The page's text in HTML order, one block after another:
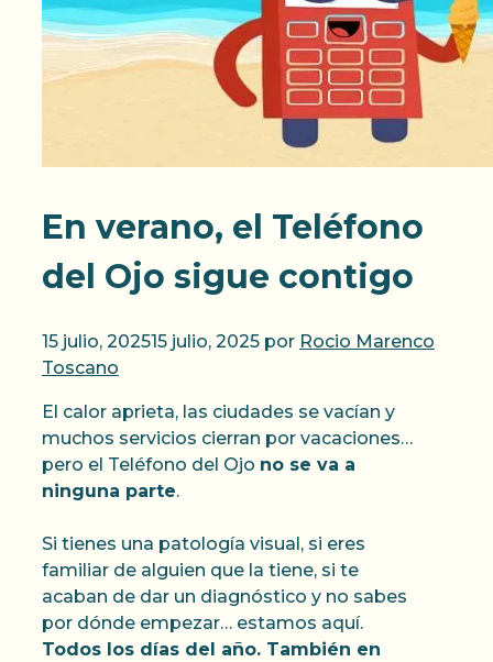
En verano, el Teléfono
del Ojo sigue contigo
15 julio, 202515 julio, 2025 por Rocio Marenco
Toscano
El calor aprieta, las ciudades se vacían y
muchos servicios cierran por vacaciones…
pero el Teléfono del Ojo no se va a
ninguna parte.
Si tienes una patología visual, si eres
familiar de alguien que la tiene, si te
acaban de dar un diagnóstico y no sabes
por dónde empezar… estamos aquí.
Todos los días del año. También en